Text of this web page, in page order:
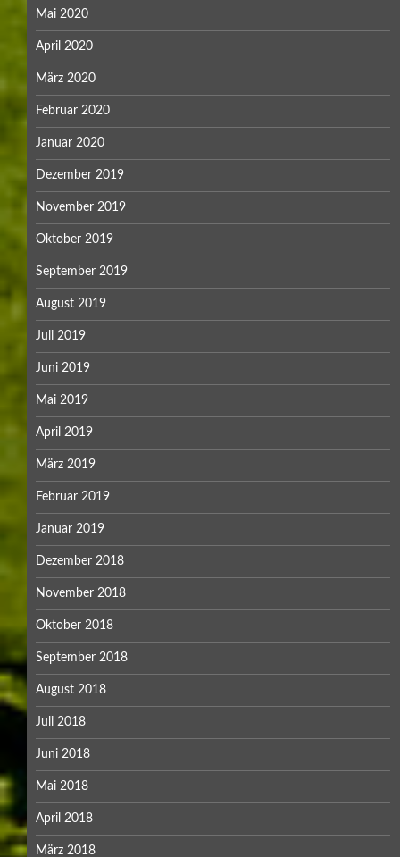
Mai 2020
April 2020
März 2020
Februar 2020
Januar 2020
Dezember 2019
November 2019
Oktober 2019
September 2019
August 2019
Juli 2019
Juni 2019
Mai 2019
April 2019
März 2019
Februar 2019
Januar 2019
Dezember 2018
November 2018
Oktober 2018
September 2018
August 2018
Juli 2018
Juni 2018
Mai 2018
April 2018
März 2018